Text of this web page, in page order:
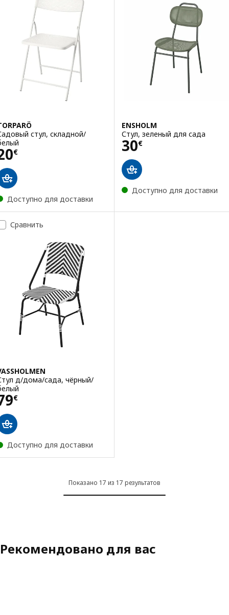
стул, складной/
€ 20€
Доступно для доставки
ENSHOLM
Стул, зеленый для сада
30€
Цена 30€
Доступно для доставки
Сравнить
д/дома/сада, чёрный/
€ 79€
Доступно для доставки
Показано 17 из 17 результатов
Рекомендовано для вас